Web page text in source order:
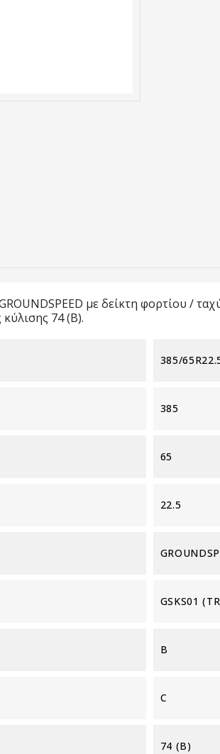
με δείκτη φορτίου /
74 (B).
385/
385
65
22.5
GSKS01
B
C
74 (B)